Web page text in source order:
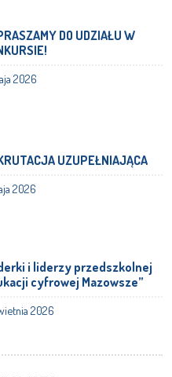
DO UDZIAŁU W
2026
UZUPEŁNIAJĄCA
2026
i liderzy przedszkolnej
cyfrowej Mazowsze”
2026